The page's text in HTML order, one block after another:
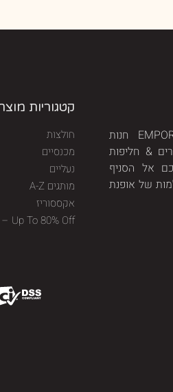
נעים מאוד, אנחנו EMPORIO חנות
& חליפות
אל הסניף
של אופנת
קטגוריות
חולצות
מכנסיים
נעליים
מותגים A-Z
אקססוריז
Up To 80% Off